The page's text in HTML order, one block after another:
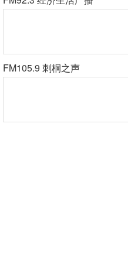
FM105.9 刺桐之声